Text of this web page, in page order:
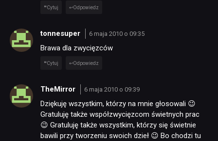
Cytuj Odpowiedz
tonnesuper 6 maja 2010 o 09:35
Brawa dla zwycięzców
Cytuj Odpowiedz
TheMirror 6 maja 2010 o 09:39
Dziękuję wszystkim, którzy na mnie głosowali 😉
Gratuluję także współzwycięzcom świetnych prac
😉 Gratuluję także wszystkim, którzy się świetnie
bawili przy tworzeniu swoich dzieł 😉 Bo chodzi tu